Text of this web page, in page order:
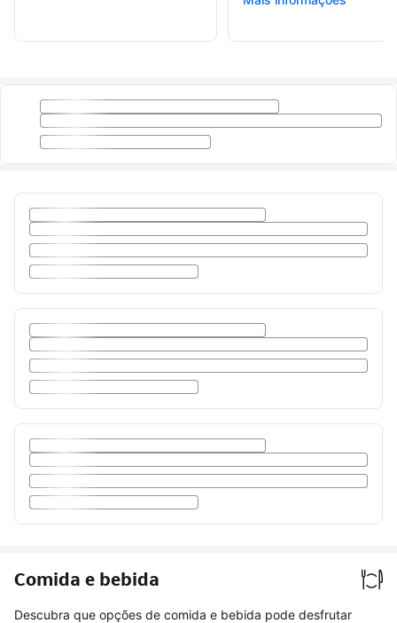
Comida e bebida
Descubra que opções de comida e bebida pode desfrutar